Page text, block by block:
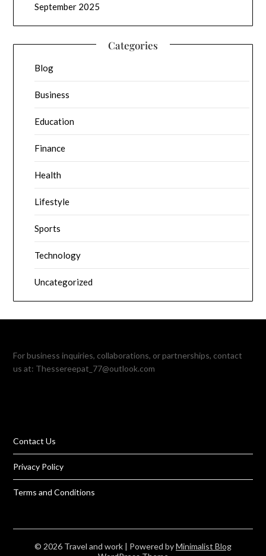
September 2025
Categories
Blog
Business
Education
Finance
Health
Lifestyle
Sports
Technology
Uncategorized
For business inquiries, collaborations, or partnerships, contact
us at: Thessereepat_77@outlook.com
Contact Us
Privacy Policy
Terms and Conditions
© 2026 Travel and work | Powered byMinimalist Blog